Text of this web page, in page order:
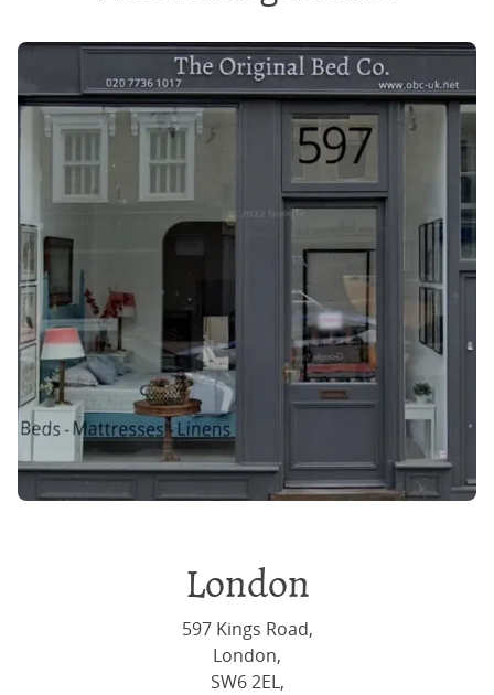
London
597 Kings Road,
London,
SW6 2EL,